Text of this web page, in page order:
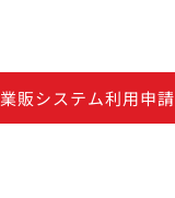
業販システム利用申請